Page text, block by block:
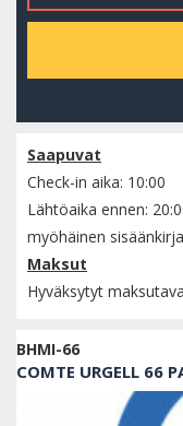
Saapuvat
Check-in aika: 10:00
Lähtöaika ennen:
myöhäinen
Maksut
Hyväksytyt
BHMI-66
COMTE URGELL 66